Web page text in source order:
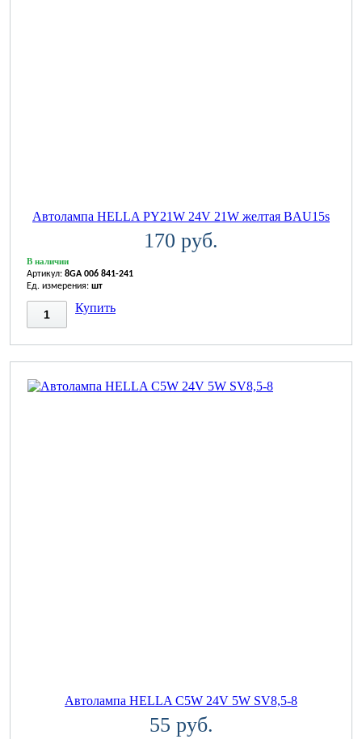
Автолампа HELLA PY21W 24V 21W желтая BAU15s
170 руб.
В наличии
Артикул: 8GA 006 841-241
Ед. измерения: шт
Купить
Автолампа HELLA C5W 24V 5W SV8,5-8
55 руб.